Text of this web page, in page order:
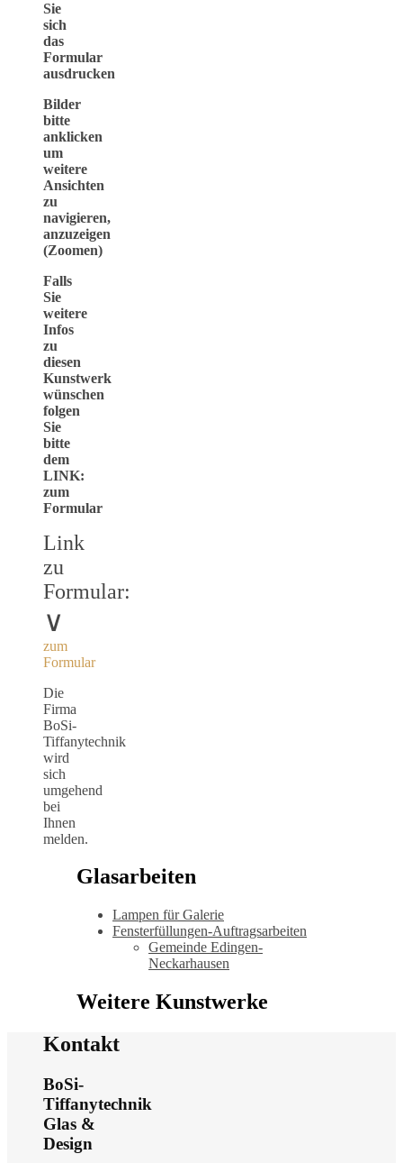
Sie
sich
das
Formular
ausdrucken
Bilder
bitte
anklicken
um
weitere
Ansichten
zu
navigieren,
anzuzeigen
(Zoomen)
Falls
Sie
weitere
Infos
zu
diesen
Kunstwerk
wünschen
folgen
Sie
bitte
dem
LINK:
zum
Formular
Link
zu
Formular:
∨
zum
Formular
Die
Firma
BoSi-
Tiffanytechnik
wird
sich
umgehend
bei
Ihnen
melden.
Glasarbeiten
Lampen für Galerie
Fensterfüllungen-Auftragsarbeiten
Gemeinde Edingen-
Neckarhausen
Weitere Kunstwerke
Kontakt
BoSi-
Tiffanytechnik
Glas &
Design